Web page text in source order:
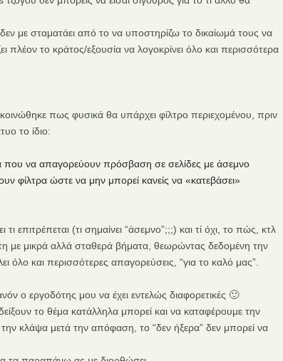
με σταματάει από το να υποστηρίζω το δικαίωμά τους να
πλέον το κράτος/εξουσία να λογοκρίνει όλο και περισσότερα
πως φυσικά θα υπάρχει φίλτρο περιεχομένου, πριν
το ίδιο:
που να απαγορεύουν πρόσβαση σε σελίδες με άσεμνο
φίλτρα ώστε να μην μπορεί κανείς να «κατεβάσει»
(τι σημαίνει “άσεμνο”;;;) και τί όχι, το πώς, κτλ
με μικρά αλλά σταθερά βήματα, θεωρώντας δεδομένη την
όλο και περισσότερες απαγορεύσεις, “για το καλό μας”.
ο εργοδότης μου να έχει εντελώς διαφορετικές 🙂
το θέμα κατάλληλα μπορεί και να καταφέρουμε την
κλάψα μετά την απόφαση, το “δεν ήξερα” δεν μπορεί να